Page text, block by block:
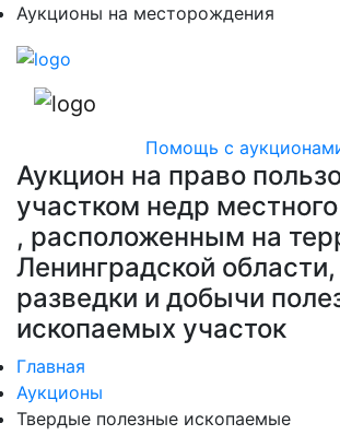
Аукционы на месторождения
Помощь с
Аукцион на право
участком недр
, расположенным на
Ленинградской
разведки и добычи
ископаемых участок
Главная
Аукционы
Твердые полезные ископаемые